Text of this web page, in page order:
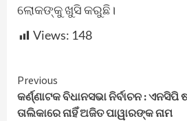
ଲୋକଙ୍କୁ ଖୁସି କରୁଛି।
Views: 148
Continue
Reading
Previous
କର୍ଣ୍ଣାଟକ ବିଧାନସଭା ନିର୍ବାଚନ :
ତାଲିକାରେ ନାହିଁ ଅଜିତ ପାୱାରଙ୍କ ନାମ